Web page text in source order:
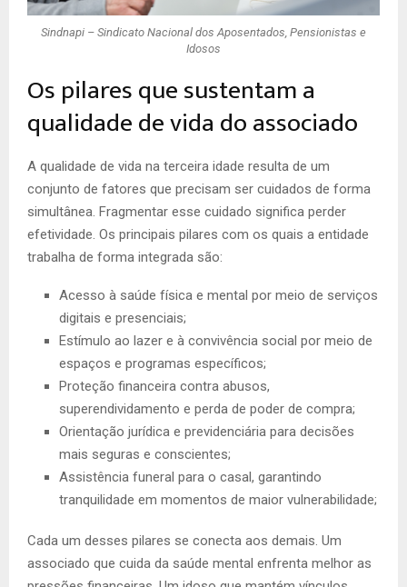
Sindnapi – Sindicato Nacional dos Aposentados, Pensionistas e
Idosos
Os pilares que sustentam a
qualidade de vida do associado
A qualidade de vida na terceira idade resulta de um
conjunto de fatores que precisam ser cuidados de forma
simultânea. Fragmentar esse cuidado significa perder
efetividade. Os principais pilares com os quais a entidade
trabalha de forma integrada são:
Acesso à saúde física e mental por meio de serviços
digitais e presenciais;
Estímulo ao lazer e à convivência social por meio de
espaços e programas específicos;
Proteção financeira contra abusos,
superendividamento e perda de poder de compra;
Orientação jurídica e previdenciária para decisões
mais seguras e conscientes;
Assistência funeral para o casal, garantindo
tranquilidade em momentos de maior vulnerabilidade;
Cada um desses pilares se conecta aos demais. Um
associado que cuida da saúde mental enfrenta melhor as